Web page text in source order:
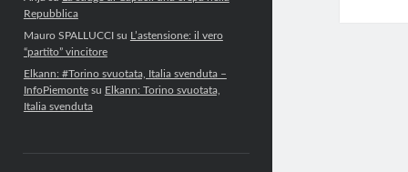
Repubblica
Mauro SPALLUCCIsu L’astensione: il vero
“partito” vincitore
Elkann: #Torino svuotata, Italia svenduta –
InfoPiemontesu Elkann: Torino svuotata,
Italia svenduta